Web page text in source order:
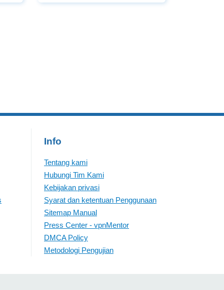
Info
Tentang kami
Hubungi Tim Kami
Kebijakan privasi
Syarat dan ketentuan Penggunaan
Sitemap Manual
Press Center - vpnMentor
DMCA Policy
Metodologi Pengujian